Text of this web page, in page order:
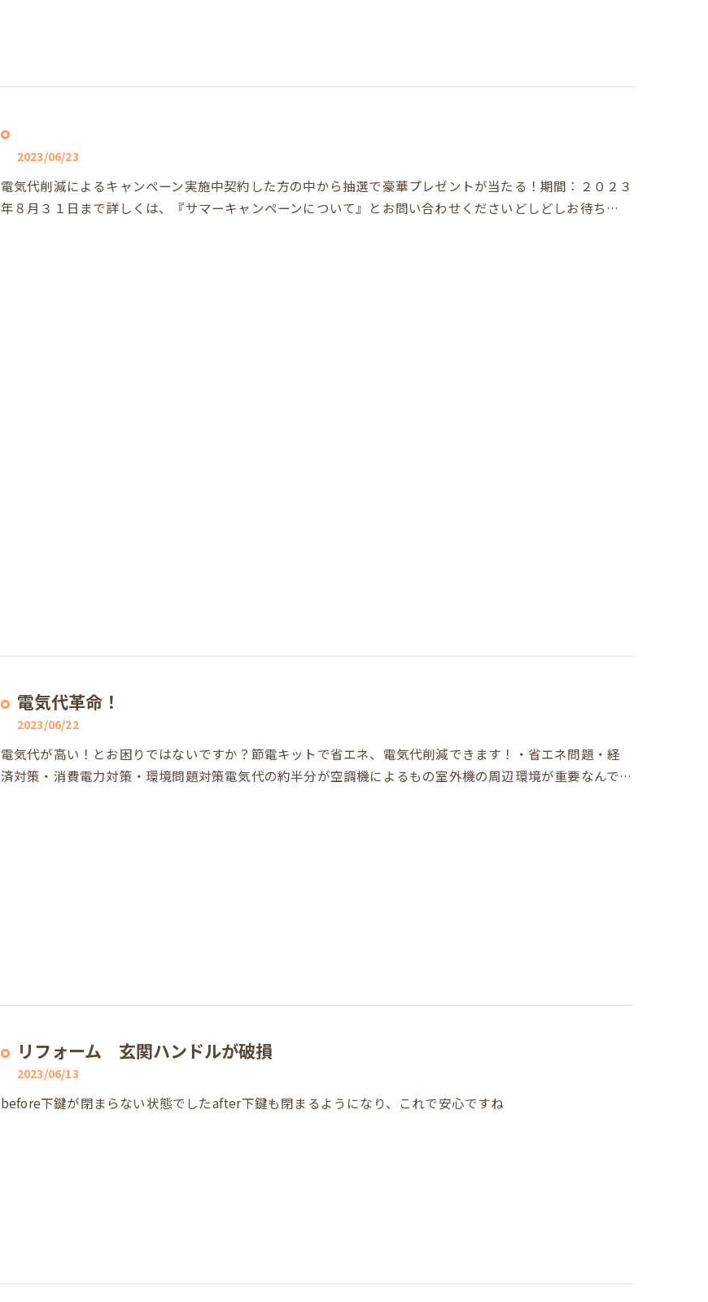
2023/06/23
電気代削減によるキャンペーン実施中契約した方の中から抽選で豪華プレゼントが当たる！期間：２０２３
年８月３１日まで詳しくは、『サマーキャンペーンについて』とお問い合わせくださいどしどしお待ち…
電気代革命！
2023/06/22
電気代が高い！とお困りではないですか？節電キットで省エネ、電気代削減できます！・省エネ問題・経
済対策・消費電力対策・環境問題対策電気代の約半分が空調機によるもの室外機の周辺環境が重要なんで…
リフォーム 玄関ハンドルが破損
2023/06/13
before下鍵が閉まらない状態でしたafter下鍵も閉まるようになり、これで安心ですね